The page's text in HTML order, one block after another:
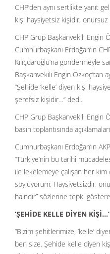
CHP’den aynı sertlikte yanıt
kişi haysiyetsiz kişidir,
CHP Grup Başkanvekili Engin
Cumhurbaşkanı Erdoğan’ın
Kılıçdaroğlu’na göndermeyle
Başkanvekili Engin Özkoç’tan
“Şehide ‘kelle’ diyen kişi
şerefsiz kişidir…” dedi.
CHP Grup Başkanvekili Engin
basın toplantısında
Cumhurbaşkanı Erdoğan’ın
“Türkiye’nin bu tarihi
ile lekelemeye çalışan her
söylüyorum; Haysiyetsizdir,
haindir” sözlerine tepki
‘ŞEHİDE KELLE DİYEN KİŞİ…’
“Bizim şehitlerimize, ‘kelle’
ben size. Şehide kelle diyen